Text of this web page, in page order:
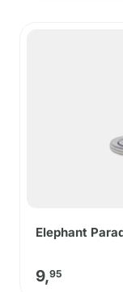
Elephant
9,95